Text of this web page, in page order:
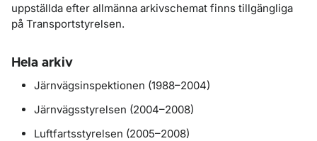
uppställda efter allmänna arkivschemat finns tillgängliga
på Transportstyrelsen.
Hela arkiv
Järnvägsinspektionen (1988–2004)
Järnvägsstyrelsen (2004–2008)
Luftfartsstyrelsen (2005–2008)